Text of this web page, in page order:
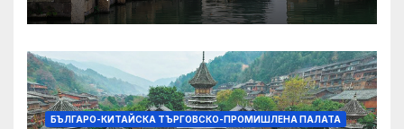
БЪЛГАРО-КИТАЙСКА ТЪРГОВСКО-ПРОМИШЛЕНА ПАЛАТА